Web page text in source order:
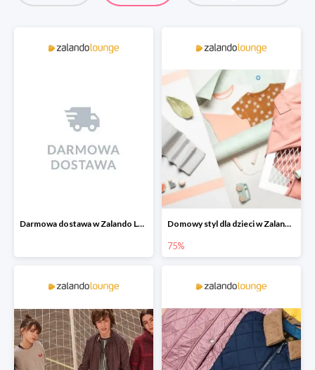
Darmowa dostawa w Zalando Lounge Domowy styl dla dzieci w Zalando Lounge do -75%
75%